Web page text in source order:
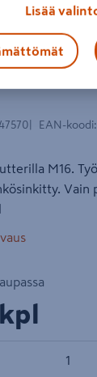
EAN-koodi:
M16.
Vain
Lisää